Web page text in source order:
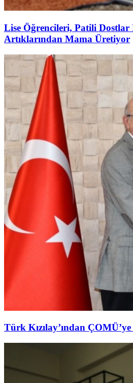
Lise Öğrencileri, Patili Dostlar
Artıklarından Mama Üretiyor
Türk Kızılay’ından